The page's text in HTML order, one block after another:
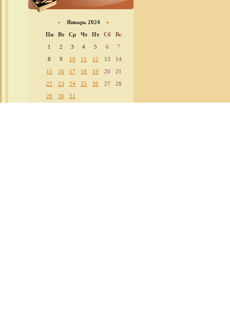
« Январь 2024»
Пн
Вт Ср Чт Пт Сб
Вс
1
2 3 4 5 6
7
8
9 10 11 12 13
14
15
16 17 18 19 20
21
22
23 24 25 26 27
28
29
30 31